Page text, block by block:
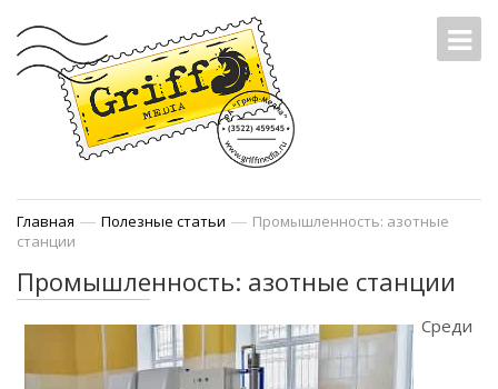
Главная — Полезные статьи — Промышленность: азотные
станции
Промышленность: азотные станции
Среди